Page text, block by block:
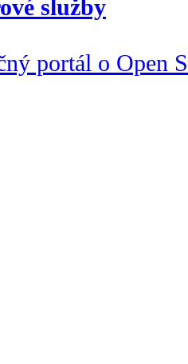
služby
portál o Open